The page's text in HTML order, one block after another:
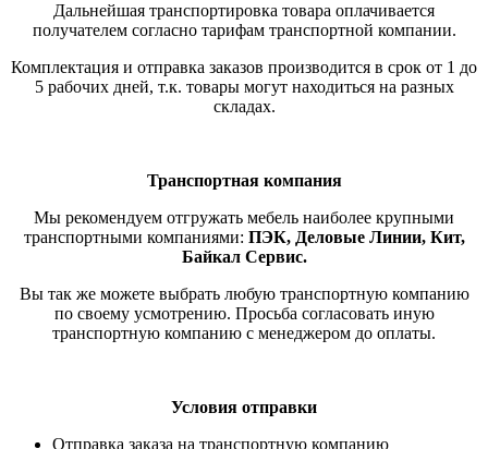
Дальнейшая транспортировка товара оплачивается
получателем согласно тарифам транспортной компании.
Комплектация и отправка заказов производится в срок от 1 до
5 рабочих дней, т.к. товары могут находиться на разных
складах.
Транспортная компания
Мы рекомендуем отгружать мебель наиболее крупными
транспортными компаниями: ПЭК, Деловые Линии, Кит,
Байкал Сервис.
Вы так же можете выбрать любую транспортную компанию
по своему усмотрению. Просьба согласовать иную
транспортную компанию с менеджером до оплаты.
Условия отправки
Отправка заказа на транспортную компанию